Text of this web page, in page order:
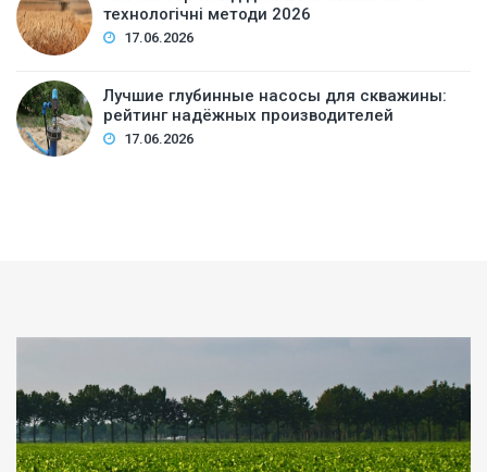
технологічні методи 2026
17.06.2026
Лучшие глубинные насосы для скважины:
рейтинг надёжных производителей
17.06.2026